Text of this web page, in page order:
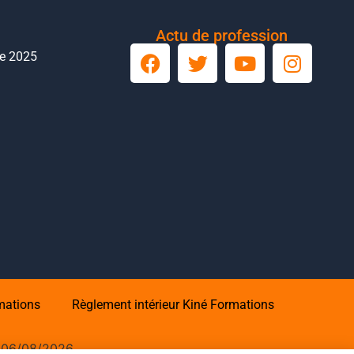
2025
Actu de profession
Règlement intérieur Kiné Formations
06/08/2026